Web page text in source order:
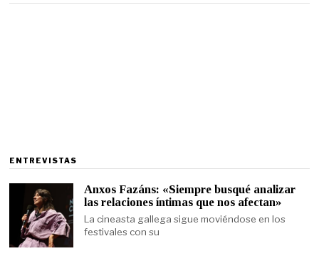
ENTREVISTAS
Anxos Fazáns: «Siempre busqué analizar
las relaciones íntimas que nos afectan»
La cineasta gallega sigue moviéndose en los
festivales con su